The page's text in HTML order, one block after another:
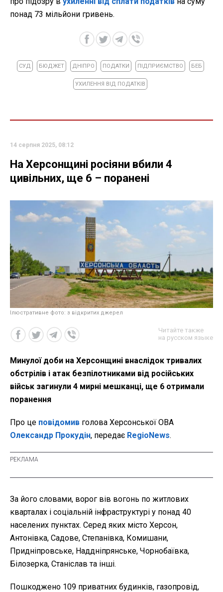
понад 73 мільйони гривень.
СУД БЮДЖЕТ ДНІПРО ПОДАТКИ ПІДПРИЄМСТВО БЕБ
УХИЛЕННЯ ВІД ПОДАТКІВ
14 серпня 2025, 08:12
На Херсонщині росіяни вбили 4
цивільних, ще 6 – поранені
Ілюстративне фото: з відкритих джерел
Читайте также
на русском языке
Минулої доби на Херсонщині внаслідок тривалих
обстрілів і атак безпілотниками від російських
військ загинули 4 мирні мешканці, ще 6 отримали
поранення
Про це повідомив голова Херсонської ОВА
Олександр Прокудін, передає RegioNews.
За його словами, ворог вів вогонь по житлових
кварталах і соціальній інфраструктурі у понад 40
населених пунктах. Серед яких місто Херсон,
Антонівка, Садове, Степанівка, Комишани,
Придніпровське, Наддніпрянське, Чорнобаївка,
Білозерка, Станіслав та інші.
Пошкоджено 109 приватних будинків, газопровід,